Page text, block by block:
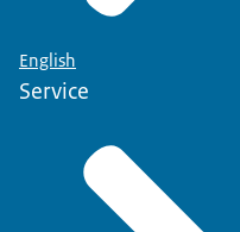
English
Service